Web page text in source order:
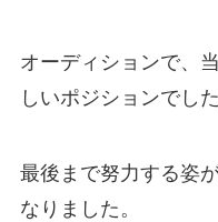
オーディションで、
しいポジションでした
最後まで努力する姿
なりました。